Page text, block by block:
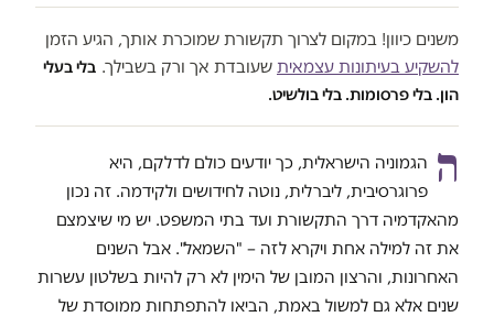
משנים כיוון! במקום לצרוך תקשורת שמוכרת אותך, הגיע הזמן
להשקיע בעיתונות עצמאית שעובדת אך ורק בשבילך. בלי בעלי
הון. בלי פרסומות. בלי בולשיט.
ה הגמוניה הישראלית, כך יודעים כולם לדלקם, היא
פרוגרסיבית, ליברלית, נוטה לחידושים ולקידמה. זה נכון
מהאקדמיה דרך התקשורת ועד בתי המשפט. יש מי שיצמצם
את זה למילה אחת ויקרא לזה – "השמאל". אבל השנים
האחרונות, והרצון המובן של הימין לא רק להיות בשלטון עשרות
שנים אלא גם למשול באמת, הביאו להתפתחות ממוסדת של